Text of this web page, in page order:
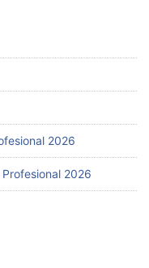
2026
2026